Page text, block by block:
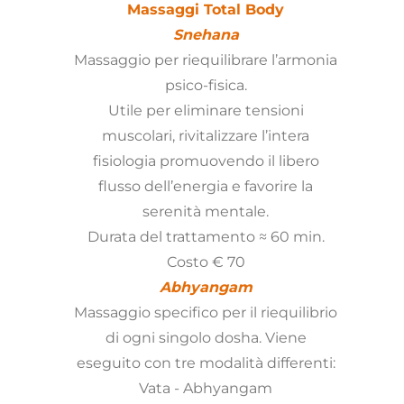
Massaggi Total Body
Snehana
Massaggio per riequilibrare l’armonia
psico-fisica.
Utile per eliminare tensioni
muscolari, rivitalizzare l’intera
fisiologia promuovendo il libero
flusso dell’energia e favorire la
serenità mentale.
Durata del trattamento ≈ 60 min.
Costo € 70
Abhyangam
Massaggio specifico per il riequilibrio
di ogni singolo dosha. Viene
eseguito con tre modalità differenti:
Vata - Abhyangam